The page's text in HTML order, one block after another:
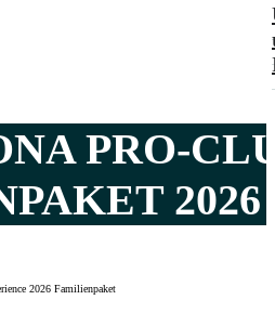
PRO-
2026
2026 Familienpaket